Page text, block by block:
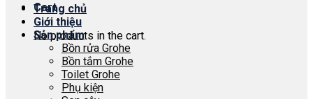
Cart
No products in the cart.
Trang chủ
Giới thiệu
Sản phẩm
Bồn rửa Grohe
Bồn tắm Grohe
Toilet Grohe
Phụ kiện